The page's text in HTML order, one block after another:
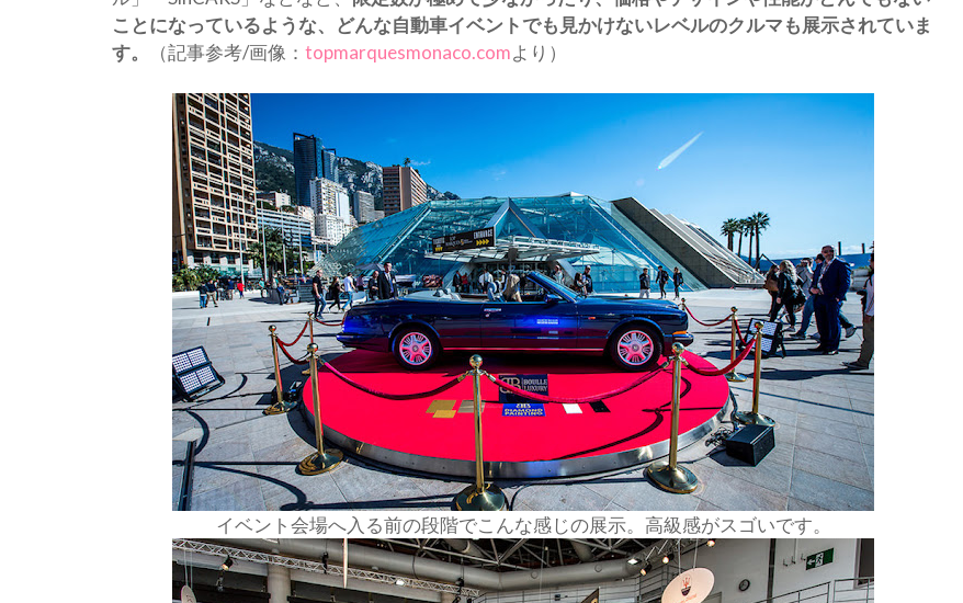
ことになっているような、どんな自動車イベントでも見かけないレベルのクルマも展示されていま
す。
（記事参考/画像： topmarquesmonaco.comより）
イベント会場へ入る前の段階でこんな感じの展示。高級感がスゴいです。